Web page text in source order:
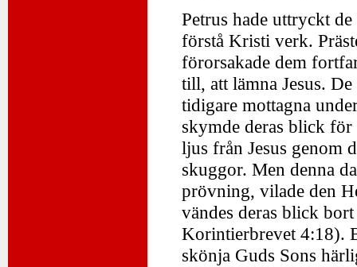
Petrus hade uttryckt
förstå Kristi verk.
förorsakade dem
till, att lämna Jesus.
tidigare mottagna
skymde deras blick för
ljus från Jesus genom
skuggor. Men denna
prövning, vilade den
vändes deras blick
Korintierbrevet 4:18).
skönja Guds Sons